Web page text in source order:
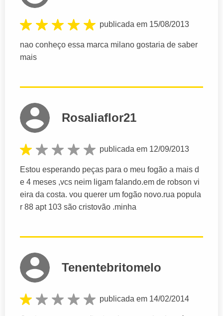
publicada em 15/08/2013
nao conheço essa marca milano gostaria de saber
mais
Rosaliaflor21
publicada em 12/09/2013
Estou esperando peças para o meu fogão a mais d
e 4 meses ,vcs neim ligam falando.em de robson vi
eira da costa. vou querer um fogão novo.rua popula
r 88 apt 103 são cristovão .minha
Tenentebritomelo
publicada em 14/02/2014